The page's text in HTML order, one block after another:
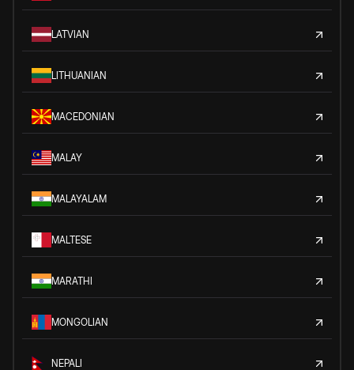
LATVIAN
LITHUANIAN
MACEDONIAN
MALAY
MALAYALAM
MALTESE
MARATHI
MONGOLIAN
NEPALI